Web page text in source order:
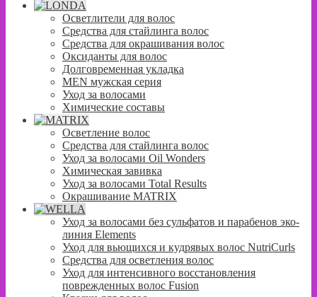
Осветлители для волос
Средства для стайлинга волос
Средства для окрашивания волос
Оксиданты для волос
Долговременная укладка
MEN мужская серия
Уход за волосами
Химические составы
Осветление волос
Средства для стайлинга волос
Уход за волосами Oil Wonders
Химическая завивка
Уход за волосами Total Results
Окрашивание MATRIX
Уход за волосами без сульфатов и парабенов эко-
линия Elements
Уход для вьющихся и кудрявых волос NutriCurls
Средства для осветления волос
Уход для интенсивного восстановления
поврежденных волос Fusion